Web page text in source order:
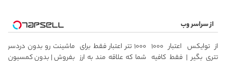
از سراسر وب
از توایکس اعتبار ۱۰۰۰
تتری بگیر | فقط کافیه
۱۰۰۰ تتر اعتبار فقط برای
شما که علاقه مند به ارز
ماشینت رو بدون دردسر
بفروش | بدون کمسیون